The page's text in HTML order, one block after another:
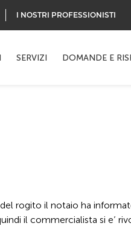
I NOSTRI PROFESSIONISTI
SERVIZI DOMANDE E
rogito il notaio ha
il commercialista si e’